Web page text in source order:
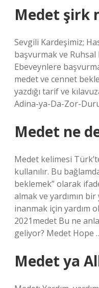
Medet şirk
Sevgili Kardeşimiz;
başvurmak ve Ruhsal
Ebeveynlere
medet ve cennet
yazdığı tarif ve
Adina-ya-Da-Zor-
Medet ne
Medet kelimesi
kullanılır. Bu
beklemek” olarak
almak ve yardımın
inanmak için yardım
2021medet Bu ne
geliyor? Medet Hope
Medet ya